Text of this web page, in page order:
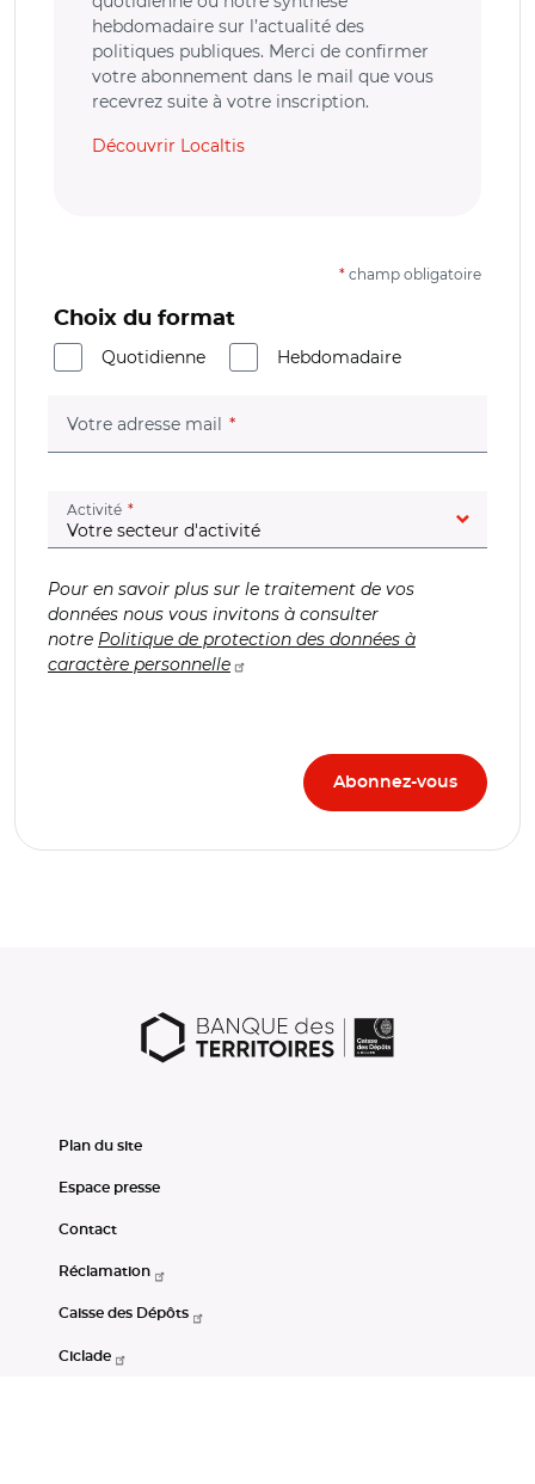
hebdomadaire sur l’actualité des
politiques publiques. Merci de confirmer
votre abonnement dans le mail que vous
recevrez suite à votre inscription.
Découvrir Localtis
* champ obligatoire
Choix du format
Quotidienne
Hebdomadaire
Votre adresse mail (champ obligatoire)
Activité (champ obligatoire)
Pour en savoir plus sur le traitement de vos
données nous vous invitons à consulter
notre Politique de protection des données à
caractère personnelle
Plan du site
Espace presse
Contact
Réclamation
Caisse des Dépôts
Ciclade